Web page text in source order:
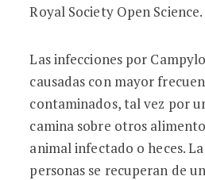
Royal Society Open Science.
Las infecciones por
causadas con mayor
contaminados, tal vez por
camina sobre otros
animal infectado o heces.
personas se recuperan de